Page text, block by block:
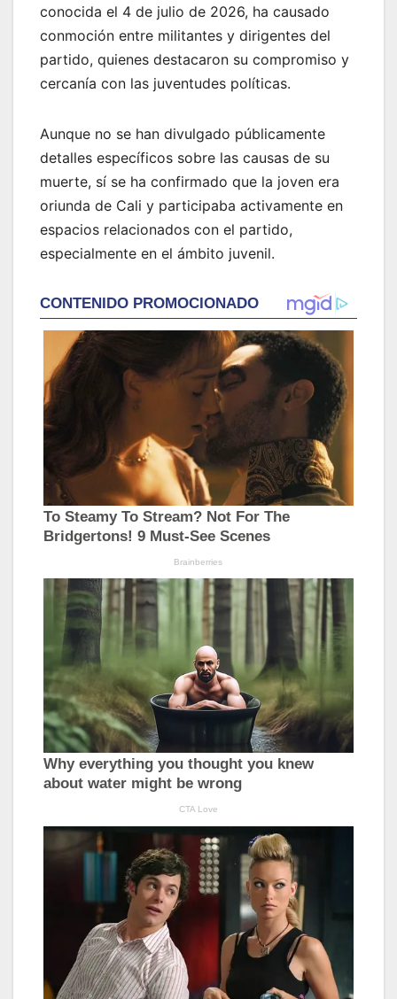
conocida el 4 de julio de 2026, ha causado
conmoción entre militantes y dirigentes del
partido, quienes destacaron su compromiso y
cercanía con las juventudes políticas.
Aunque no se han divulgado públicamente
detalles específicos sobre las causas de su
muerte, sí se ha confirmado que la joven era
oriunda de Cali y participaba activamente en
espacios relacionados con el partido,
especialmente en el ámbito juvenil.